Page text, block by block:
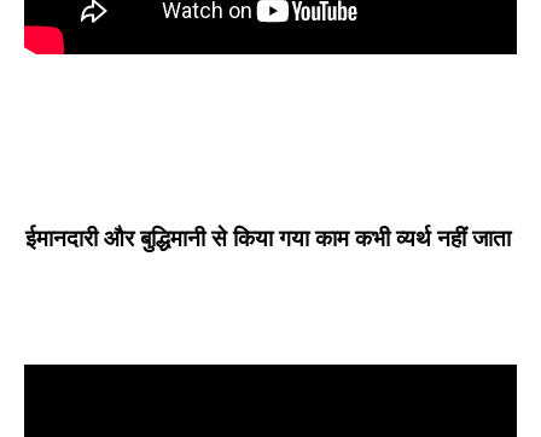
ईमानदारी और बुद्धिमानी से किया गया काम कभी व्यर्थ नहीं जाता